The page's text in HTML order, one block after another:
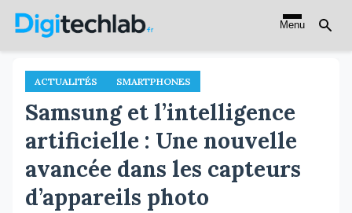
Aller
principal
Menu
ACTUALITÉS SMARTPHONES
Samsung et l’intelligence
artificielle : Une nouvelle
avancée dans les capteurs
d’appareils photo